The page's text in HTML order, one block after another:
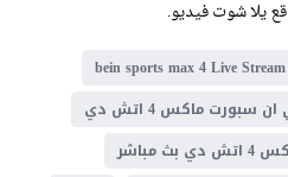
يلا شوت فيديو.
bein sports max 4 Live Stream
سبورت ماكس 4 اتش دي
مباشر